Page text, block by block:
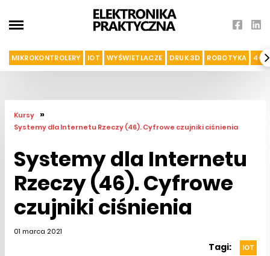
MIKROKONTROLERY IOT WYŚWIETLACZE DRUK 3D ROBOTYKA 4G I
Kursy »
Systemy dla Internetu Rzeczy (46). Cyfrowe czujniki ciśnienia
Systemy dla Internetu
Rzeczy (46). Cyfrowe
czujniki ciśnienia
01 marca 2021
Tagi: IOT